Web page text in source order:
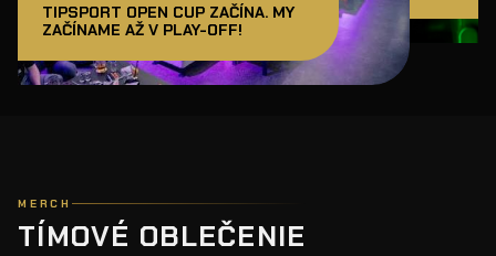
TIPSPORT OPEN CUP ZAČÍNA. MY
ZAČÍNAME AŽ V PLAY-OFF!
MERCH
TÍMOVÉ OBLEČENIE